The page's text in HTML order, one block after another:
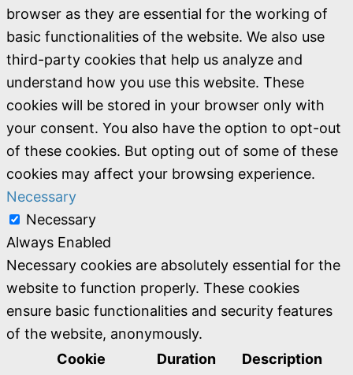
browser as they are essential for the working of
basic functionalities of the website. We also use
third-party cookies that help us analyze and
understand how you use this website. These
cookies will be stored in your browser only with
your consent. You also have the option to opt-out
of these cookies. But opting out of some of these
cookies may affect your browsing experience.
Necessary
Necessary
Always Enabled
Necessary cookies are absolutely essential for the
website to function properly. These cookies
ensure basic functionalities and security features
of the website, anonymously.
Cookie
Duration Description